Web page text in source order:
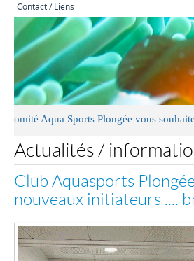
Contact / Liens
Aqua Sports Plongée vous souhaite de
Actualités /
Club Aquasports
nouveaux initiateurs ....